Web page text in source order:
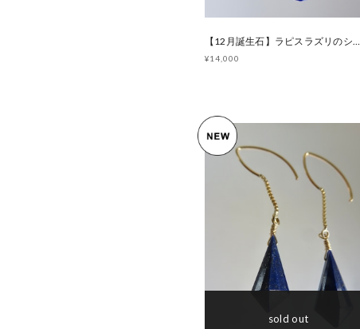
【12月誕生石】ラピスラズリのシンプルピアス
¥14,000
sold out